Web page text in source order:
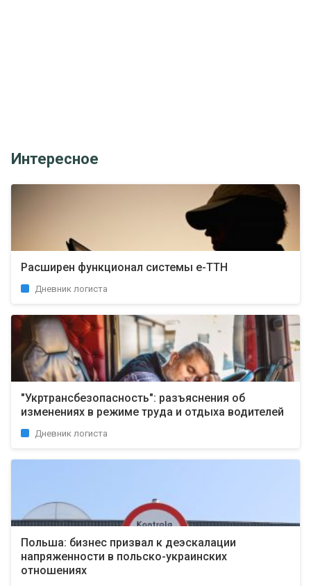
Интересное
Расширен функционал системы е-ТТН
Дневник логиста
"Укртрансбезопасность": разъяснения об
изменениях в режиме труда и отдыха водителей
Дневник логиста
Польша: бизнес призвал к деэскалации
напряженности в польско-украинских
отношениях